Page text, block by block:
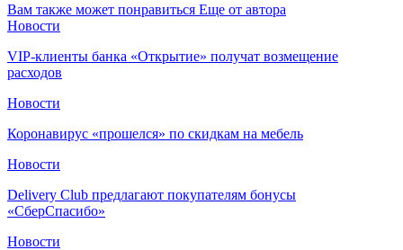
Вам также может понравиться Еще от автора
Новости
VIP-клиенты банка «Открытие» получат возмещение
расходов
Новости
Коронавирус «прошелся» по скидкам на мебель
Новости
Delivery Club предлагают покупателям бонусы
«СберСпасибо»
Новости